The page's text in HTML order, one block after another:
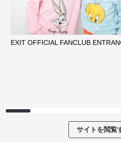
ファンコミュニティ